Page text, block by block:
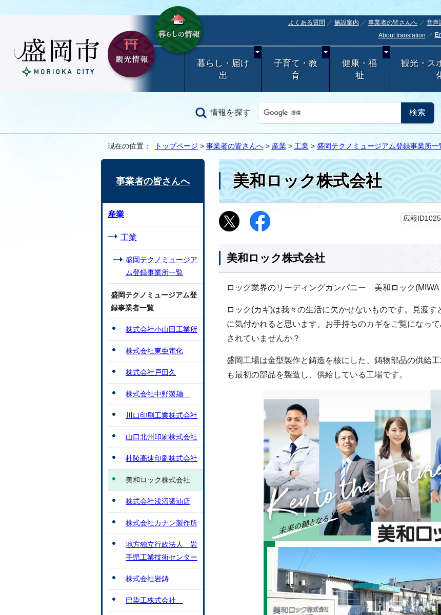
よくある質問 施設案内 事業者の皆さんへ 音声
About translation
暮らし・届け
出
子育て・教
育
健康・福
祉
観光・ス
情報を探す
現在の位置： トップページ > 事業者の皆さんへ> 産業> 工業> 盛岡テクノミュージアム登録事業所一
美和ロック株式会社
広報
美和ロック株式会社
ロック業界のリーディングカンパニー 美和ロック
ロック(カギ)は我々の生活に欠かせないものです。見渡
に気付かれると思います。お手持ちのカギをご覧になっ
されていませんか？
盛岡工場は金型製作と鋳造を核にした、鋳物部品の供給
も最初の部品を製造し、供給している工場です。
事業者の皆さんへ
産業
工業
盛岡テクノミュージア
ム登録事業所一覧
盛岡テクノミュージアム登
録事業者一覧
株式会社小山田工業所
株式会社東亜電化
株式会社戸田久
株式会社中野製麺
川口印刷工業株式会社
山口北州印刷株式会社
杜陵高速印刷株式会社
美和ロック株式会社
株式会社浅沼醤油店
株式会社カナン製作所
地方独立行政法人 岩
手県工業技術センター
株式会社岩鋳
巴染工株式会社